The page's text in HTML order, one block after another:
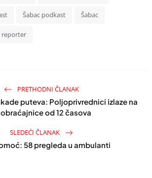
Šabac podkast Šabac
reporter
PRETHODNI ČLANAK
puteva: Poljoprivrednici izlaze na
od 12 časova
SLEDEĆI ČLANAK
58 pregleda u ambulanti